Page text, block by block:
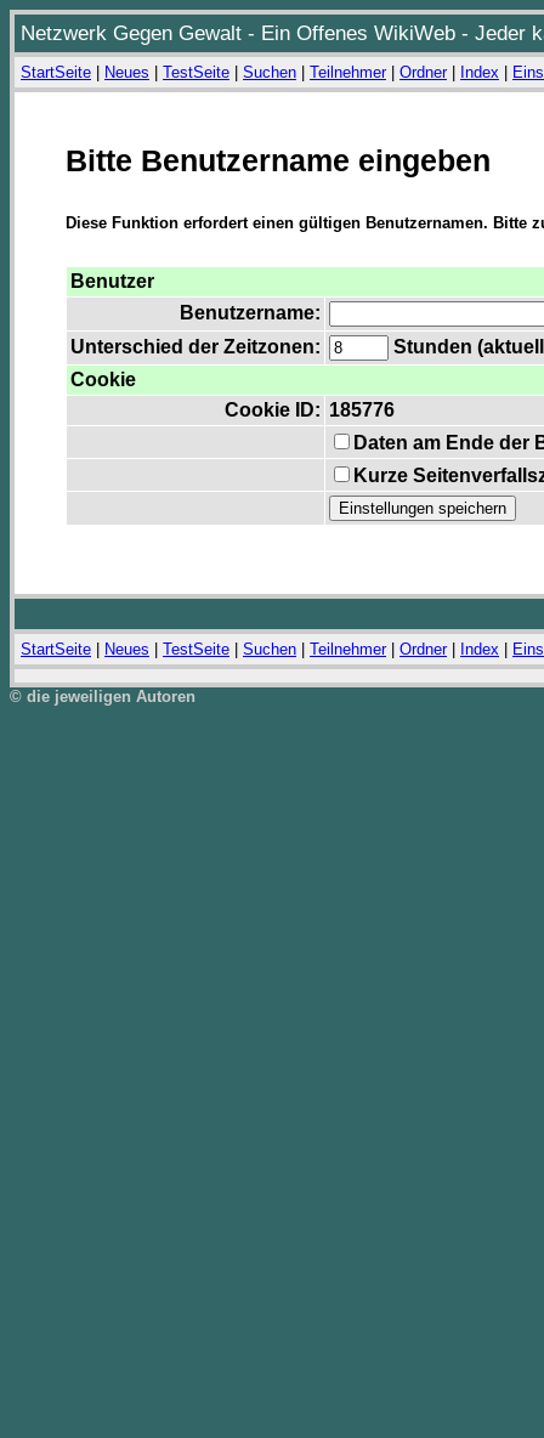
Netzwerk Gegen Gewalt - Ein Offenes WikiWeb - Jeder
StartSeite Neues TestSeite Suchen Teilnehmer| Ordner| Index
Bitte Benutzername eingeben
Diese Funktion erfordert einen gültigen Benutzernamen. Bitte
Benutzer
Benutzername:
Unterschied der Zeitzonen:
Stunden
Cookie
Cookie ID: 185776
Daten am Ende der
Kurze
StartSeite Neues TestSeite Suchen Teilnehmer| Ordner| Index
© die jeweiligen Autoren